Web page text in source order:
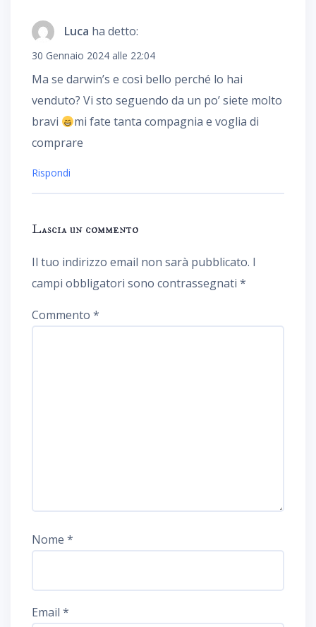
Luca ha detto:
30 Gennaio 2024 alle 22:04
Ma se darwin’s e così bello perché lo hai
venduto? Vi sto seguendo da un po’ siete molto
bravi
mi fate tanta compagnia e voglia di
comprare
Rispondi
Lascia un commento
Il tuo indirizzo email non sarà pubblicato. I
campi obbligatori sono contrassegnati *
Commento *
Nome *
Email *